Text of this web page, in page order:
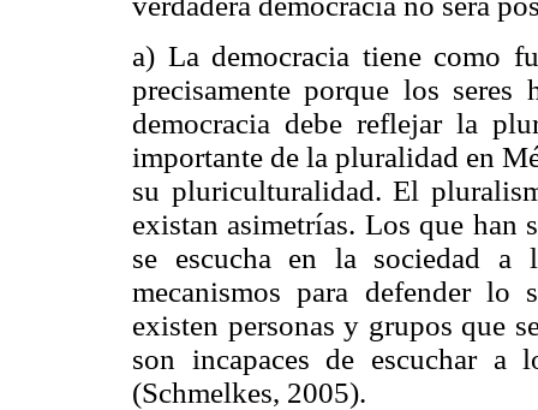
a) La democracia tiene como
precisamente porque los
democracia debe reflejar la
importante de la pluralidad en
su pluriculturalidad. El
existan asimetrías. Los que han
se escucha en la sociedad a
mecanismos para defender
existen personas y grupos que
son incapaces de escuchar a
(Schmelkes, 2005).